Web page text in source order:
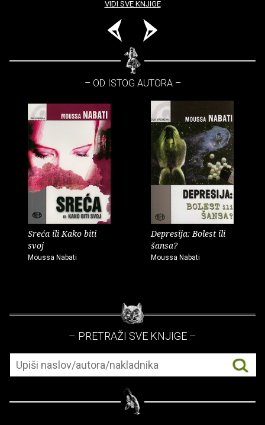
VIDI SVE KNJIGE
– OD ISTOG AUTORA –
Sreća ili Kako biti
svoj
Moussa Nabati
Depresija: Bolest ili
šansa?
Moussa Nabati
– PRETRAŽI SVE KNJIGE –